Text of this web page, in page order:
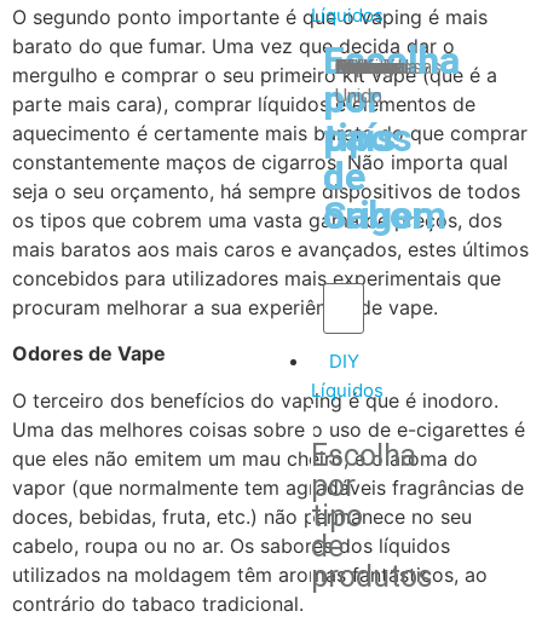
Líquidos
Escolha
por
tipos
de
Sabor
Tabaco
Frutas
Bebidas
Frescos
Sobremesas
Escolha
por
país
de
origem
Portugal
Alemanha
USA
Reino
Unido
Canadá
França
Malásia
Filipinas
Espanha
Polónia
Grécia
DIY
Líquidos
Escolha
por
tipo
de
produtos
O segundo ponto importante é que o vaping é mais
barato do que fumar. Uma vez que decida dar o
mergulho e comprar o seu primeiro kit vape (que é a
parte mais cara), comprar líquidos e elementos de
aquecimento é certamente mais barato do que comprar
constantemente maços de cigarros. Não importa qual
seja o seu orçamento, há sempre dispositivos de todos
os tipos que cobrem uma vasta gama de preços, dos
mais baratos aos mais caros e avançados, estes últimos
concebidos para utilizadores mais experimentais que
procuram melhorar a sua experiência de vape.
Odores de Vape
O terceiro dos benefícios do vaping é que é inodoro.
Uma das melhores coisas sobre o uso de e-cigarettes é
que eles não emitem um mau cheiro, e o aroma do
vapor (que normalmente tem agradáveis fragrâncias de
doces, bebidas, fruta, etc.) não permanece no seu
cabelo, roupa ou no ar. Os sabores dos líquidos
utilizados na moldagem têm aromas fantásticos, ao
contrário do tabaco tradicional.